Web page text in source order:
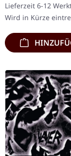
Meisterwerk der
Kunst…
Lieferzeit 6-12
Wird in Kürze